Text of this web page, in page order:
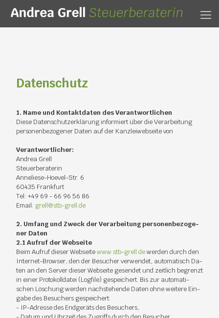
Da­ten­schutz
1. Name und Kon­takt­da­ten des Ver­ant­wort­li­chen
Die­se Da­ten­schutz­er­klä­rung in­for­miert über die Ver­ar­bei­tung
per­so­nen­be­zo­ge­ner Da­ten auf der Kanz­lei­web­sei­te von
Ver­ant­wort­li­cher:
An­drea Grell
Steu­er­be­ra­te­rin
An­ne­lie­se-Hoevel-Str. 6
60435 Frank­furt
Tel: +49 69 - 66 96 56 86
Email: grell@​stb-​grell.​de
2. Um­fang und Zweck der Ver­ar­bei­tung per­so­nen­be­zo­ge­
ner Da­ten
2.1 Auf­ruf der Web­sei­te
Beim Auf­ruf die­ser Web­sei­tewww.​stb-​grell.​dewer­den durch den
In­ter­net-Brow­ser, den der Be­su­cher ver­wen­det, au­to­ma­tisch Da­
ten an den Ser­ver die­ser Web­sei­te ge­sen­det und zeit­lich be­grenzt
in ei­ner Pro­to­koll­da­tei (Log­fi­le) ge­spei­chert. Bis zur au­to­ma­ti­
schen Lö­schung wer­den nach­ste­hen­de Da­ten ohne wei­te­re Ein­
ga­be des Be­su­chers ge­spei­chert:
- IP-Adres­se des End­ge­räts des Be­su­chers,